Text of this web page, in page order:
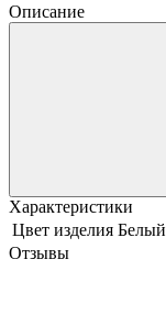
Описание
Характеристики
Цвет изделия Белый
Отзывы